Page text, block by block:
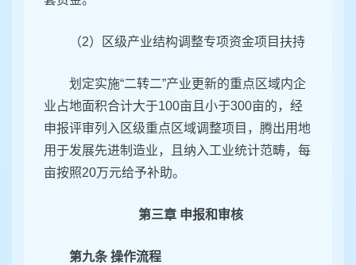
（2）区级产业结构调整专项资金项目扶持
划定实施“二转二”产业更新的重点区域内企
业占地面积合计大于100亩且小于300亩的，经
申报评审列入区级重点区域调整项目，腾出用地
用于发展先进制造业，且纳入工业统计范畴，每
亩按照20万元给予补助。
第三章 申报和审核
第九条 操作流程